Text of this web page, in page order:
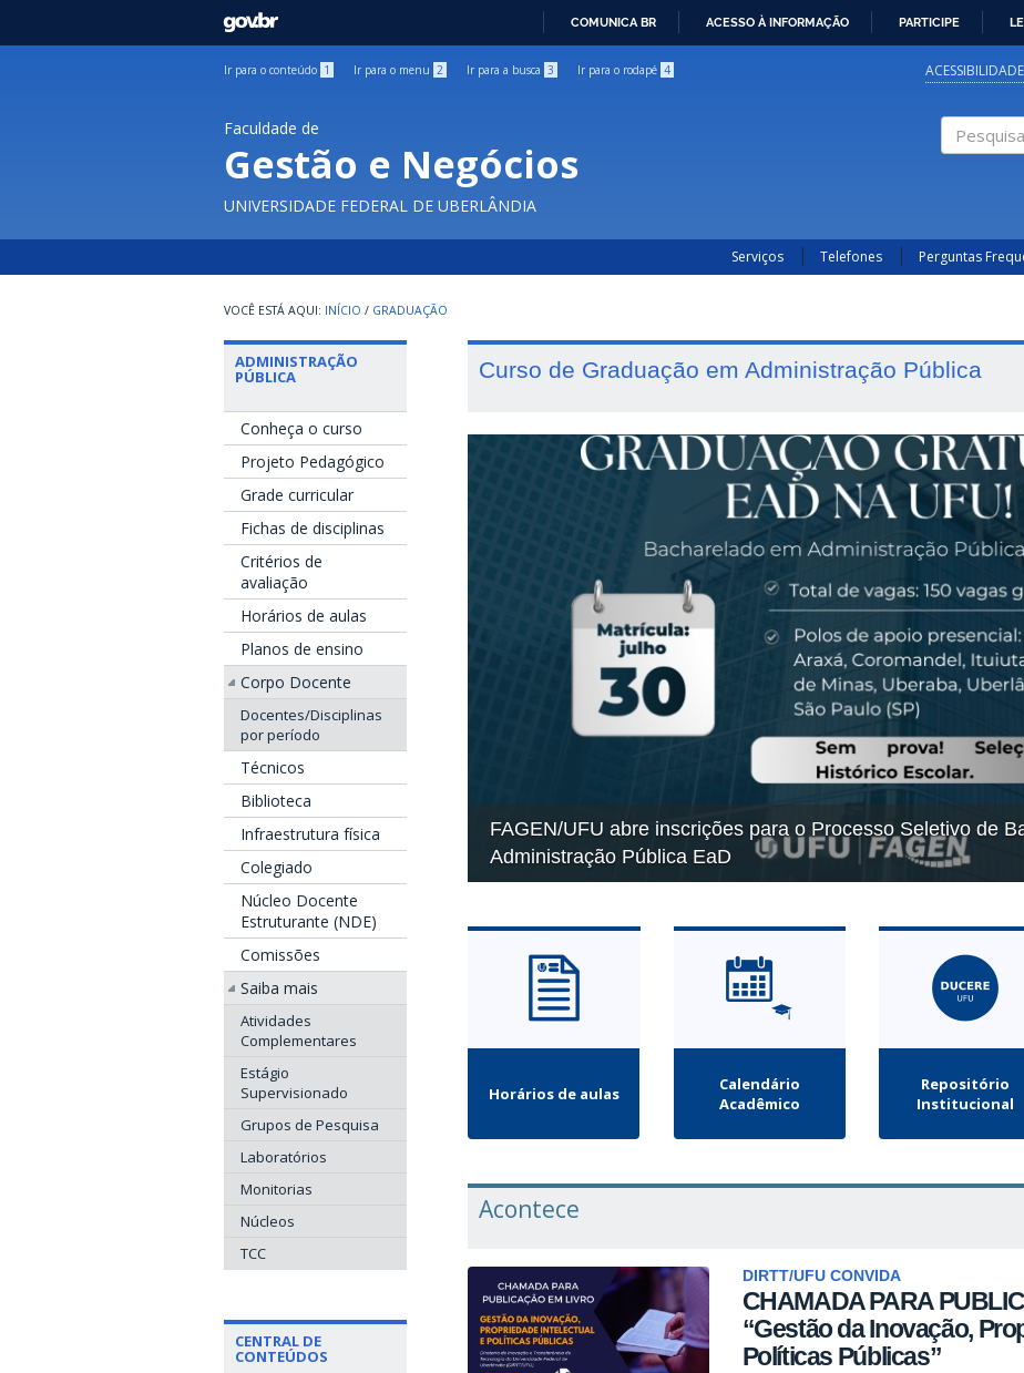
GOVBR
COMUNICA BR ACESSO À INFORMAÇÃO PARTICIPE
Ir para o conteúdo 1 Ir para o menu 2 Ir para a busca 3 Ir para o rodapé 4 ACESSIBILIDADE
Faculdade de
Gestão e Negócios
UNIVERSIDADE FEDERAL DE UBERLÂNDIA
Serviços Telefones Perguntas
INÍCIO / GRADUAÇÃO
ADMINISTRAÇÃO
PÚBLICA
Conheça o curso
Projeto Pedagógico
Grade curricular
Fichas de disciplinas
Critérios de
avaliação
Horários de aulas
Planos de ensino
Corpo Docente
Docentes/Disciplinas
por período
Técnicos
Biblioteca
Infraestrutura física
Colegiado
Núcleo Docente
Estruturante (NDE)
Comissões
Saiba mais
Atividades
Complementares
Estágio
Supervisionado
Grupos de Pesquisa
Laboratórios
Monitorias
Núcleos
TCC
CENTRAL DE
CONTEÚDOS
Curso de Graduação em Administração Pública
FAGEN/UFU abre inscrições para o Processo Seletivo de
Administração Pública EaD
Horários de aulas
Calendário
Acadêmico
Repositório
Institucional
Acontece
DIRTT/UFU CONVIDA
CHAMADA PARA
“Gestão da Inovação,
Políticas Públicas”